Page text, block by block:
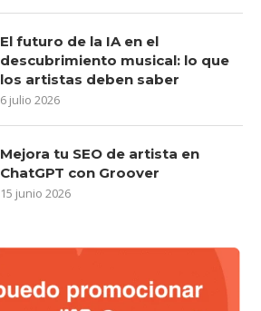
El futuro de la IA en el
descubrimiento musical: lo que
los artistas deben saber
6 julio 2026
Mejora tu SEO de artista en
ChatGPT con Groover
15 junio 2026